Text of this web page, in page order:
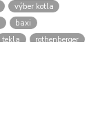
výber kotla
baxi
tekla
rothenberger